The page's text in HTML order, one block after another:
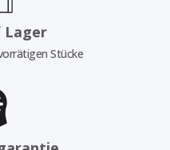
Lager
Stücke